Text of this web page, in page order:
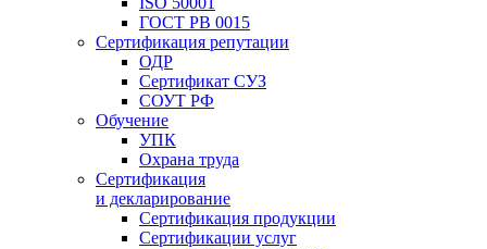
ГОСТ РВ 0015
Сертификация репутации
ОДР
Сертификат СУЗ
СОУТ РФ
Обучение
УПК
Охрана труда
Сертификация
и декларирование
Сертификация продукции
Сертификации услуг